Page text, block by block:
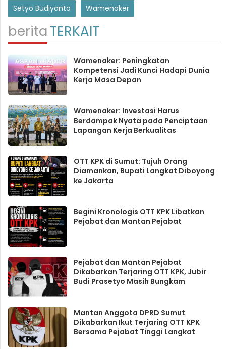
Setyo Budiyanto Wamenaker
beritaTERKAIT
Wamenaker: Peningkatan
Kompetensi Jadi Kunci Hadapi Dunia
Kerja Masa Depan
Wamenaker: Investasi Harus
Berdampak Nyata pada Penciptaan
Lapangan Kerja Berkualitas
OTT KPK di Sumut: Tujuh Orang
Diamankan, Bupati Langkat Diboyong
ke Jakarta
Begini Kronologis OTT KPK Libatkan
Pejabat dan Mantan Pejabat
Pejabat dan Mantan Pejabat
Dikabarkan Terjaring OTT KPK, Jubir
Budi Prasetyo Masih Bungkam
Mantan Anggota DPRD Sumut
Dikabarkan Ikut Terjaring OTT KPK
Bersama Pejabat Tinggi Langkat